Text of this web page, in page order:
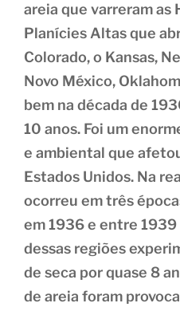
areia que varreram as
Planícies Altas que
Colorado, o Kansas,
Novo México,
bem na década de
10 anos. Foi um
e ambiental que
Estados Unidos. Na
ocorreu em três
em 1936 e entre 1939
dessas regiões
de seca por quase 8
de areia foram